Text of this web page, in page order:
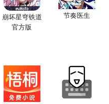
崩坏星穹铁道
官方版
节奏医生